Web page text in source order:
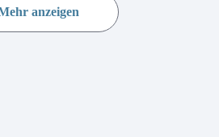
anzeigen